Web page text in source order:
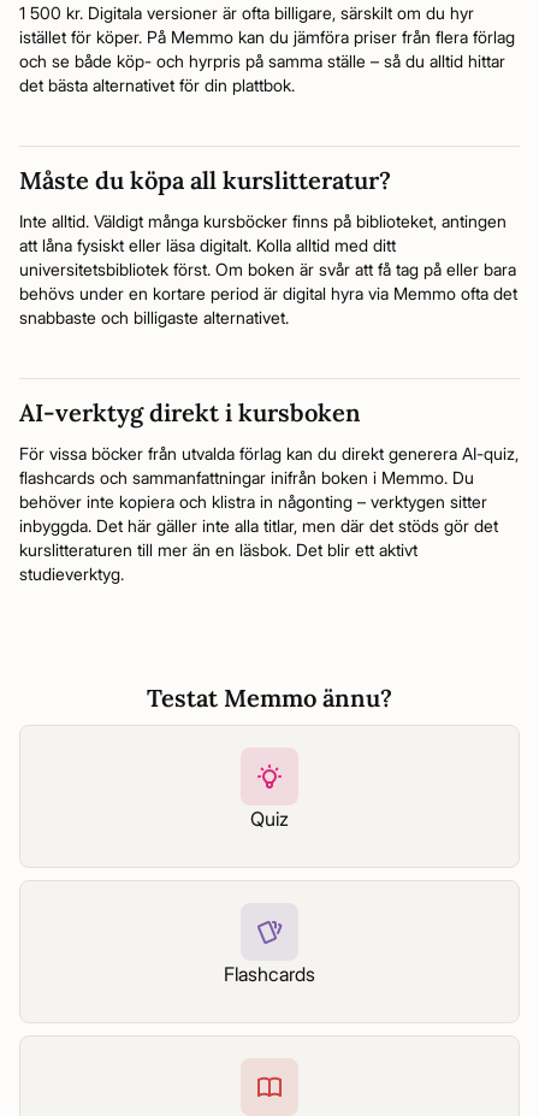
1 500 kr. Digitala versioner är ofta billigare, särskilt om du hyr
istället för köper. På Memmo kan du jämföra priser från flera förlag
och se både köp- och hyrpris på samma ställe – så du alltid hittar
det bästa alternativet för din plattbok.
Måste du köpa all kurslitteratur?
Inte alltid. Väldigt många kursböcker finns på biblioteket, antingen
att låna fysiskt eller läsa digitalt. Kolla alltid med ditt
universitetsbibliotek först. Om boken är svår att få tag på eller bara
behövs under en kortare period är digital hyra via Memmo ofta det
snabbaste och billigaste alternativet.
AI-verktyg direkt i kursboken
För vissa böcker från utvalda förlag kan du direkt generera AI-quiz,
flashcards och sammanfattningar inifrån boken i Memmo. Du
behöver inte kopiera och klistra in någonting – verktygen sitter
inbyggda. Det här gäller inte alla titlar, men där det stöds gör det
kurslitteraturen till mer än en läsbok. Det blir ett aktivt
studieverktyg.
Testat Memmo ännu?
Quiz
Flashcards